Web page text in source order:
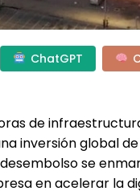
ChatGPT
de
inversión global
se
en acelerar la